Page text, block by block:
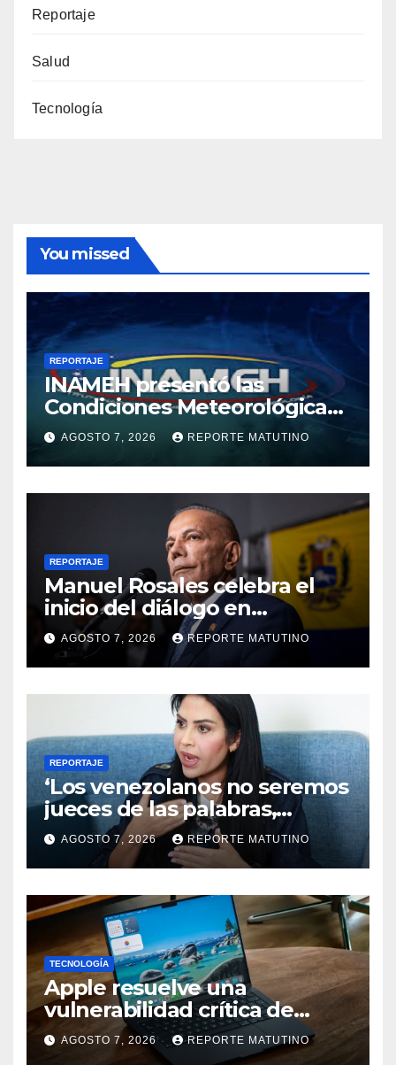
Reportaje
Salud
Tecnología
You missed
REPORTAJE
INAMEH presentó las
Condiciones Meteorológicas
para las próximas 24 horas,
de este viernes 7 de agosto
2026
AGOSTO 7, 2026 REPORTE MATUTINO
REPORTAJE
Manuel Rosales celebra el
inicio del diálogo en
Venezuela y destaca el
respaldo de EEUU
AGOSTO 7, 2026 REPORTE MATUTINO
REPORTAJE
‘Los venezolanos no seremos
jueces de las palabras,
seremos testigos de los
resultados’
AGOSTO 7, 2026 REPORTE MATUTINO
TECNOLOGÍA
Apple resuelve una
vulnerabilidad crítica de
macOS: actualiza tu Mac
ahora
AGOSTO 7, 2026 REPORTE MATUTINO